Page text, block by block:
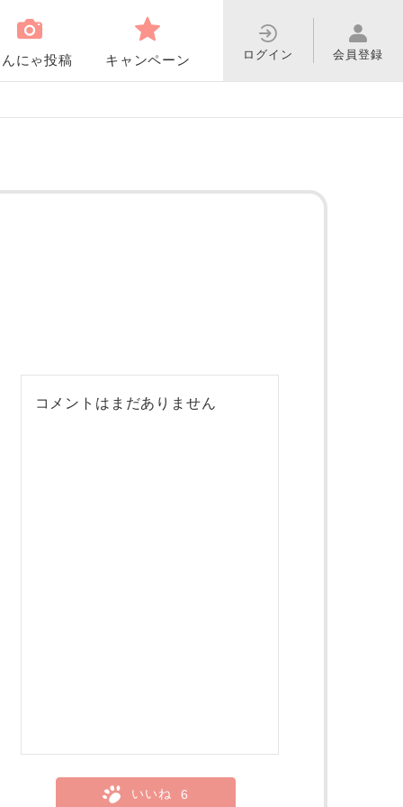
ログイン 会員登録
にゃ投稿 キャンペーン
コメントはまだありません
いいね 6